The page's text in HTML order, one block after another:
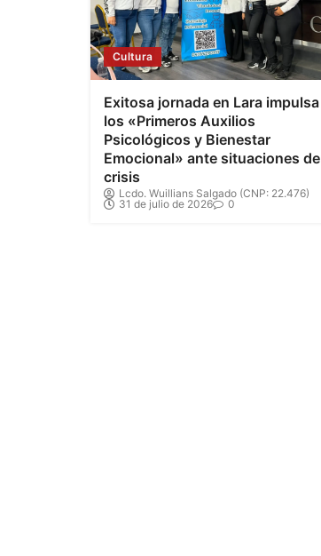
Cultura
Exitosa jornada en Lara impulsa
los «Primeros Auxilios
Psicológicos y Bienestar
Emocional» ante situaciones de
crisis
Lcdo. Wuillians Salgado (CNP: 22.476)
31 de julio de 2026
0